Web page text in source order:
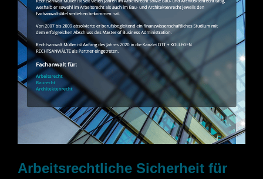
Arbeitsrechtliche Sicherheit für